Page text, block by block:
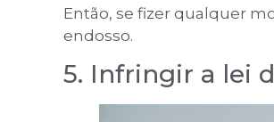
Então, se fizer qualquer
endosso.
5. Infringir a lei